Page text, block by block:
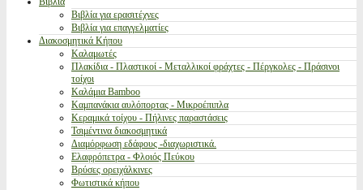
Βιβλία για ερασιτέχνες
Βιβλία για επαγγελματίες
Διακοσμητικά Κήπου
Καλαμωτές
Πλακίδια - Πλαστικοί - Μεταλλικοί φράχτες - Πέργκολες - Πράσινοι
τοίχοι
Καλάμια Bamboo
Καμπανάκια αυλόπορτας - Μικροέπιπλα
Κεραμικά τοίχου - Πήλινες παραστάσεις
Τσιμέντινα διακοσμητικά
Διαμόρφωση εδάφους -διαχωριστικά.
Ελαφρόπετρα - Φλοιός Πεύκου
Βρύσες ορειχάλκινες
Φωτιστικά κήπου